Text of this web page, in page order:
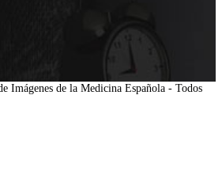
Imágenes de la Medicina Española - Todos